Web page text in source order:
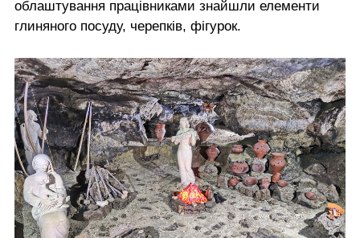
облаштування працівниками знайшли елементи
глиняного посуду, черепків, фігурок.